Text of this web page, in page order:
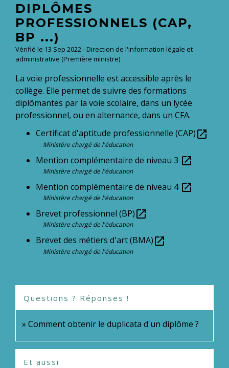
DIPLÔMES
PROFESSIONNELS (CAP,
BP ...)
Vérifié le 13 Sep 2022 - Direction de l'information légale et
administrative (Première ministre)
La voie professionnelle est accessible après le
collège. Elle permet de suivre des formations
diplômantes par la voie scolaire, dans un lycée
professionnel, ou en alternance, dans un CFA.
Certificat d'aptitude professionnelle (CAP)open_in_new
Ministère chargé de l'éducation
Mention complémentaire de niveau 3 open_in_new
Ministère chargé de l'éducation
Mention complémentaire de niveau 4 open_in_new
Ministère chargé de l'éducation
Brevet professionnel (BP) open_in_new
Ministère chargé de l'éducation
Brevet des métiers d'art (BMA)open_in_new
Ministère chargé de l'éducation
Questions ? Réponses !
Comment obtenir le duplicata d'un diplôme ?
Et aussi